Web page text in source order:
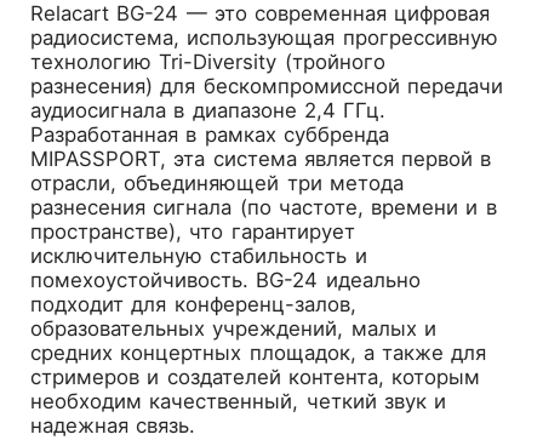
Relacart BG-24 — это современная цифровая
радиосистема, использующая прогрессивную
технологию Tri-Diversity (тройного
разнесения) для бескомпромиссной передачи
аудиосигнала в диапазоне 2,4 ГГц.
Разработанная в рамках суббренда
MIPASSPORT, эта система является первой в
отрасли, объединяющей три метода
разнесения сигнала (по частоте, времени и в
пространстве), что гарантирует
исключительную стабильность и
помехоустойчивость. BG-24 идеально
подходит для конференц-залов,
образовательных учреждений, малых и
средних концертных площадок, а также для
стримеров и создателей контента, которым
необходим качественный, четкий звук и
надежная связь.